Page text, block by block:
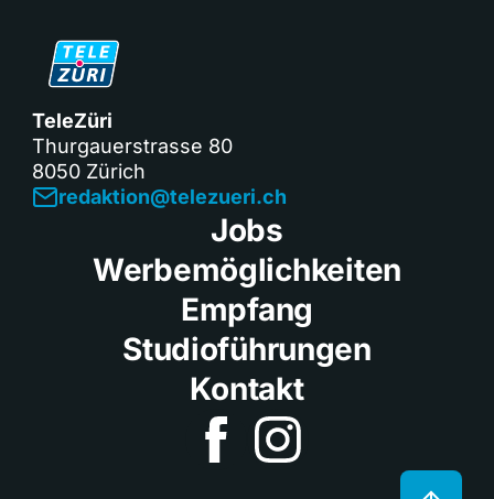
TeleZüri
Thurgauerstrasse 80
8050 Zürich
redaktion@telezueri.ch
Jobs
Werbemöglichkeiten
Empfang
Studioführungen
Kontakt